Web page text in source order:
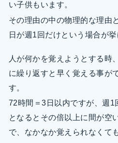
い子供もいます。
その理由の中の物理的な理由
日が週1回だけという場合が挙
人が何かを覚えようとする時
に繰り返すと早く覚える事が
す。
72時間＝3日以内ですが、週1
となるとその倍以上に間が空
で、なかなか覚えられなくて